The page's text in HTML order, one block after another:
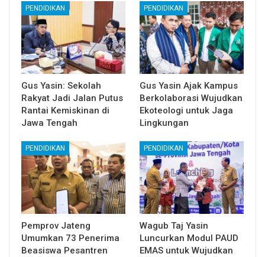
PENDIDIKAN
Gus Yasin: Sekolah
Rakyat Jadi Jalan Putus
Rantai Kemiskinan di
Jawa Tengah
PENDIDIKAN
Gus Yasin Ajak Kampus
Berkolaborasi Wujudkan
Ekoteologi untuk Jaga
Lingkungan
PENDIDIKAN
Pemprov Jateng
Umumkan 73 Penerima
Beasiswa Pesantren
PENDIDIKAN
Wagub Taj Yasin
Luncurkan Modul PAUD
EMAS untuk Wujudkan